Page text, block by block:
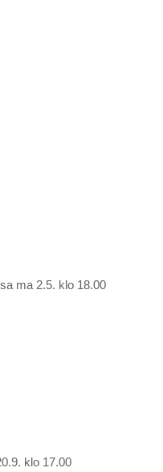
ma 2.5. klo 18.00
klo 17.00